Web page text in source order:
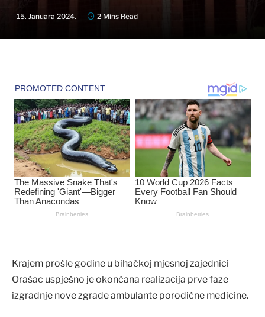
15. Januara 2024. 2 Mins Read
Krajem prošle godine u bihaćkoj mjesnoj zajednici
Orašac uspješno je okončana realizacija prve faze
izgradnje nove zgrade ambulante porodične medicine.